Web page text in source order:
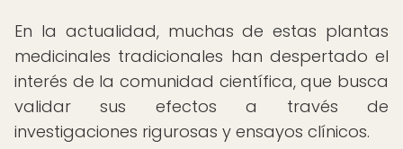
En la actualidad, muchas de estas plantas
medicinales tradicionales han despertado el
interés de la comunidad científica, que busca
validar sus efectos a través de
investigaciones rigurosas y ensayos clínicos.